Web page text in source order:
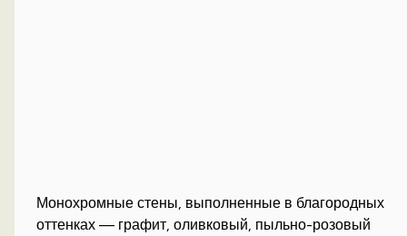
Монохромные стены, выполненные в благородных
оттенках — графит, оливковый, пыльно-розовый